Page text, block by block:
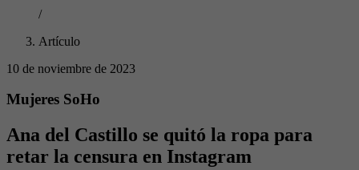
/
Artículo
10 de noviembre de 2023
Mujeres SoHo
Ana del Castillo se quitó la ropa para
retar la censura en Instagram